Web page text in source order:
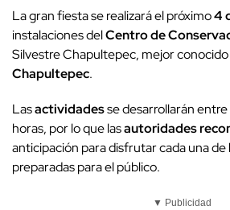
La gran fiesta se realizará el próximo4
instalaciones delCentro de
Silvestre Chapultepec, mejor
Chapultepec.
Lasactividadesse desarrollarán entre
horas, por lo que lasautoridades
anticipación para disfrutar cada una de
preparadas para el público.
▼ Publicidad